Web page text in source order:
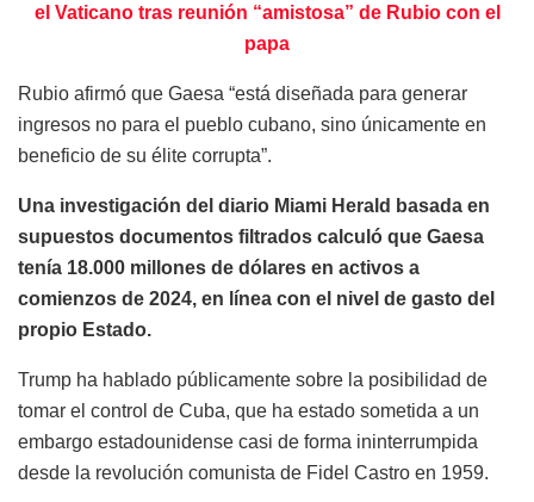
el Vaticano tras reunión “amistosa” de Rubio con el
papa
Rubio afirmó que Gaesa “está diseñada para generar
ingresos no para el pueblo cubano, sino únicamente en
beneficio de su élite corrupta”.
Una investigación del diario Miami Herald basada en
supuestos documentos filtrados calculó que Gaesa
tenía 18.000 millones de dólares en activos a
comienzos de 2024, en línea con el nivel de gasto del
propio Estado.
Trump ha hablado públicamente sobre la posibilidad de
tomar el control de Cuba, que ha estado sometida a un
embargo estadounidense casi de forma ininterrumpida
desde la revolución comunista de Fidel Castro en 1959.